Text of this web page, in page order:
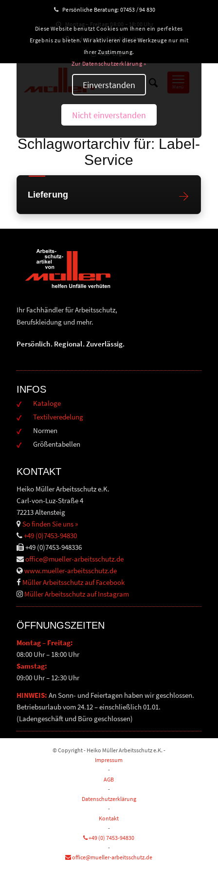
Persönliche Beratung: 07453 / 94 830
Montag – Freitag: 08:00 – 18:00 Uhr
Ladengeschäft in Altensteig
B2B-Login
Menü
Schlagwortarchiv für: Label-
Service
Lieferung
Ihr Fachhändler für Arbeitsschutz,
Berufskleidung und mehr.
Persönlich. Regional. Zuverlässig.
INFOS
Kataloge
Textilveredelung
Normen
Größentabellen
KONTAKT
Heiko Müller Arbeitsschutz e.K.
Carl-von-Luz-Straße 4
72213 Altensteig
So finden Sie uns »
+49 (0)7453-94830
+49 (0)7453-948336
office@mueller-arbeitsschutz.de
www.mueller-arbeitsschutz.de
Müller Arbeitsschutz auf Facebook
Müller Arbeitsschutz auf Instagram
ÖFFNUNGSZEITEN
Montag – Freitag:
08:00 Uhr – 18:00 Uhr
Samstag:
09:00 Uhr – 12:30 Uhr
HINWEIS: An Sonn- und Feiertagen haben wir geschlossen.
Betriebsurlaub vom 24.12 – einschließlich 01.01.
(Ladengeschäft und Büro geschlossen)
© Copyright - Heiko Müller Arbeitsschutz e.K. -
Impressum
-
AGB
-
Datenschutzerklärung
-
Kontakt
-
+49 (0) 7453-94830
-
office@mueller-arbeitsschutz.de
Diese Website benutzt Cookies um Ihnen ein perfektes
Ergebnis zu bieten. Wir aktivieren diese Werkzeuge nur mit
Ihrer Zustimmung.
Zur Datenschutzerklärung »
Einverstanden
Nicht einverstanden